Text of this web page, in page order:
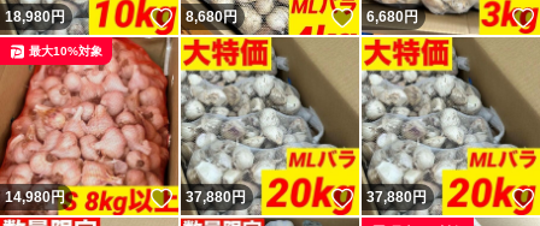
18,980円 いいね！
8,680円 いいね！
6,680円
14,980円 いいね！
最大10%対象
37,880円 いいね！
37,880円